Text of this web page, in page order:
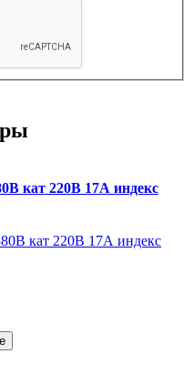
кат 220В 17А индекс